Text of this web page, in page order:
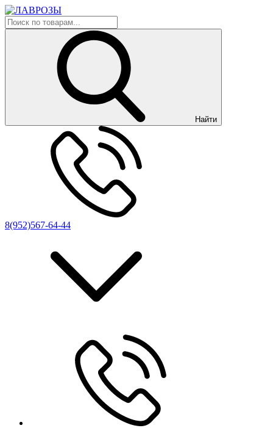
Найти
8(952)567-64-44